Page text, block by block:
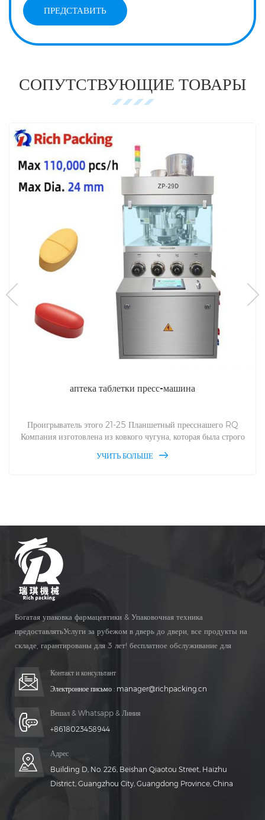
СОПУТСТВУЮЩИЕ ТОВАРЫ
аптека таблетки пресс-машина
Проигрыватель этого 21-25 Планшетный пресснашего RQ
Компания изготовлена из ковкого чугуна, которая была строго
целый чугун, а не сырье после сращивания. Следовательно,
УЧИТЬ БОЛЬШЕ
Богатая упаковка фармацевтики & Упаковочная техника
предоставлятьУслуги за рубежом в дверь до двери, все продукты на
складе, гарантированы для 3 лет! бесплатное обслуживание для
Контакт и консультант
Электронное письмо : manager@richpacking.cn
Вешал & Whatsapp & Линия
+8618023458944
Адрес
Building D, No. 226, Beishan Qiaotou Street, Haizhu
District, Guangzhou City, Guangdong Province, China